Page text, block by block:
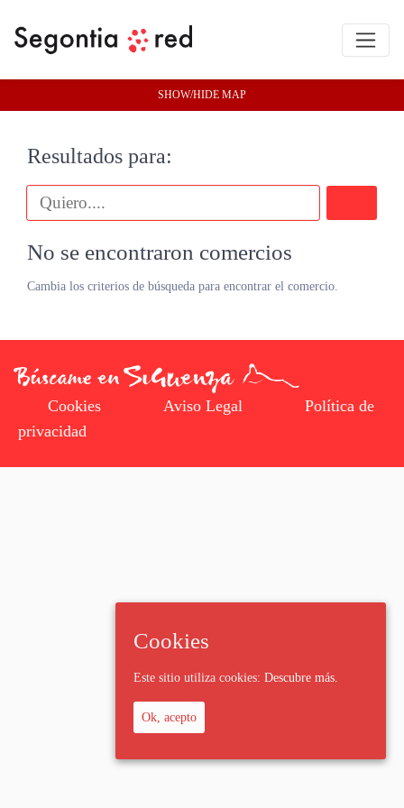
Resultados para:
No se encontraron comercios
Cambia los criterios de búsqueda para encontrar el comercio.
SHOW/HIDE MAP
Cookies Aviso Legal
Política de
privacidad
Cookies
Este sitio utiliza cookies: Descubre más.
Ok, acepto